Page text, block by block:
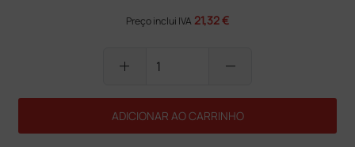
Preço inclui IVA 21,32 €
add remove
ADICIONAR AO CARRINHO